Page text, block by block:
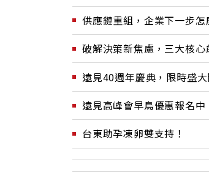
供應鏈重組，企業下一步怎
破解決策新焦慮，三大核心
遠見40週年慶典，限時盛
遠見高峰會早鳥優惠報名中
台東助孕凍卵雙支持！